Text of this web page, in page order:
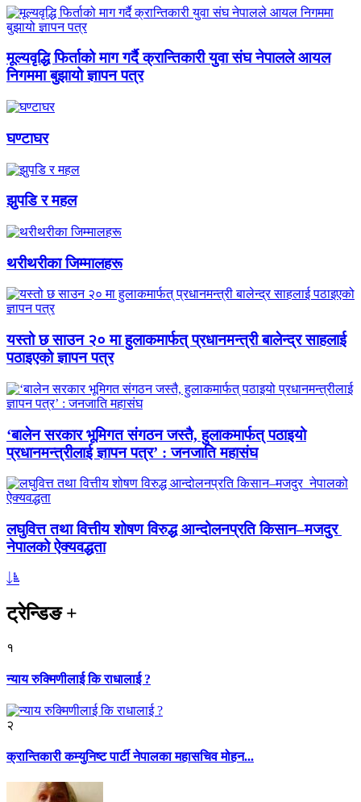
मूल्यवृद्धि फिर्ताको माग गर्दै क्रान्तिकारी युवा संघ नेपालले आयल
निगममा बुझायो ज्ञापन पत्र
घण्टाघर
झुपडि र महल
थरीथरीका जिम्मालहरू
यस्तो छ साउन २० मा हुलाकमार्फत् प्रधानमन्त्री बालेन्द्र साहलाई
पठाइएको ज्ञापन पत्र
‘बालेन सरकार भूमिगत संगठन जस्तै, हुलाकमार्फत् पठाइयो
प्रधानमन्त्रीलाई ज्ञापन पत्र’ : जनजाति महासंघ
लघुवित्त तथा वित्तीय शोषण विरुद्ध आन्दोलनप्रति किसान–मजदुर
नेपालको ऐक्यवद्धता
ट्रेन्डिङ+
१
न्याय रुक्मिणीलाई कि राधालाई ?
२
क्रान्तिकारी कम्युनिष्ट पार्टी नेपालका महासचिव मोहन...